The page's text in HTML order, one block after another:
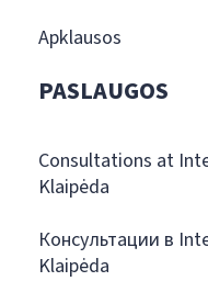
Apklausos
PASLAUGOS
Consultations at
Klaipėda
Консультации в
Klaipėda